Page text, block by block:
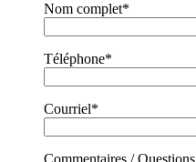
Nom complet*
Téléphone*
Courriel*